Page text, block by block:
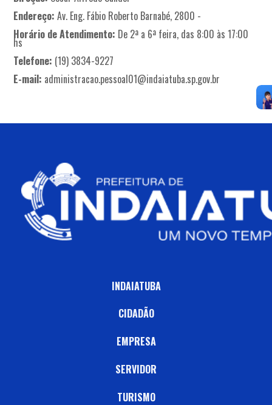
Endereço: Av. Eng. Fábio Roberto Barnabé, 2800 -
Horário de Atendimento: De 2ª a 6ª feira, das 8:00 às 17:00
hs
Telefone: (19) 3834-9227
E-mail: administracao.pessoal01@indaiatuba.sp.gov.br
INDAIATUBA
CIDADÃO
EMPRESA
SERVIDOR
TURISMO